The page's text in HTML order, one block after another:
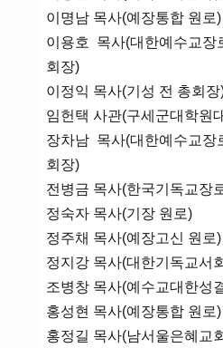
이명남 목사(예장통합 원로)
이용호 목사(대한예수교
회장)
이정익 목사(기성 전 총회장
임헌택 사관(구세군대학원
장차남 목사(대한예수교
회장)
전병금 목사(한국기독교장
정숙자 목사(기장 원로)
정주채 목사(예장고신 원로)
정지강 목사(대한기독교서
조병창 목사(예수교대한성
홍성현 목사(예장통합 원로)
홍정길 목사(남서울은혜교